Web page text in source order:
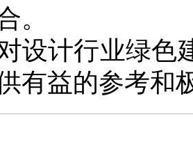
。
设计行业绿色
有益的参考和